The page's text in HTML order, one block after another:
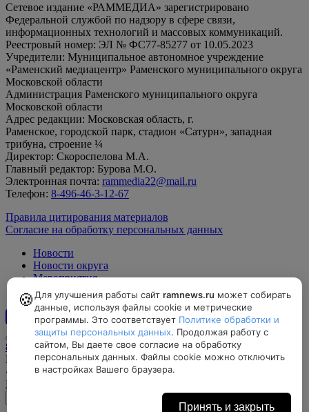
Сетевое издание «РАММЕДИА» зарегистрировано
Федеральной службой по надзору в сфере связи,
информационных технологий и массовых коммуникаций.
Реестровый номер: ЭЛ № ФС77-85277 от 10.05.2023
Учредители: Муниципальное автономное учреждение
«Раменский медиацентр» Раменского муниципального округа
Московской области
Администрация Раменского муниципального округа
Московской области
Адрес редакции: Московская область, г.
Раменское, городской парк, стадион «Сатурн», западная
трибуна, строение ¼
Директор: Скороспелова М.А.
Главный редактор: Бурова М.О.
Электронная почта: rammedia22@mail.ru
Телефон: 8-496-46-3-12-67
Правила цитирования материалов
Согласие на обработку персональных данных
Новости
Новости округа
Мероприятия
Официально
12+
8-496-46-3-12-67, rammedia22@mail.ru
Московская область, г. Раменское, городской парк, стадион
«Сатурн», западная трибуна, строение ¼
Найти на карте
🍪 Для улучшения работы сайт ramnews.ru может собирать
данные, используя файлы cookie и метрические
программы. Это соответствует Политике обработки и
защиты персональных данных. Продолжая работу с
сайтом, Вы даете свое согласие на обработку
персональных данных. Файлы cookie можно отключить
в настройках Вашего браузера.
Принять и закрыть